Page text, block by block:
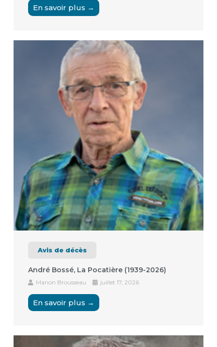
En savoir plus →
Avis de décès
André Bossé, La Pocatière (1939-2026)
Manon Brousseau juillet 17, 2026
En savoir plus →